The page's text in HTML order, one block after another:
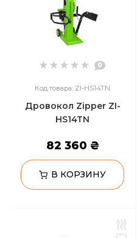
0
Код товара: ZI-HS14TN
Дровокол Zipper ZI-
HS14TN
82 360 ₴
В КОРЗИНУ